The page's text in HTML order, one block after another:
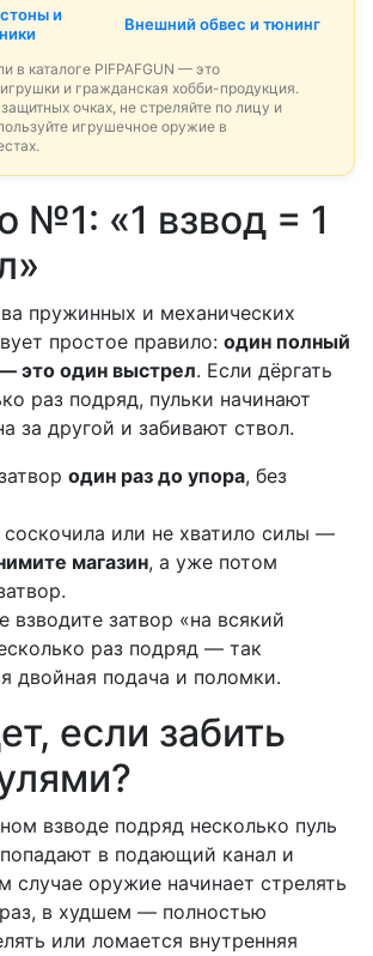
и
Внешний обвес и тюнинг
в каталоге PIFPAFGUN — это
и гражданская хобби-продукция.
очках, не стреляйте по лицу и
игрушечное оружие в
№1: «1 взвод = 1
пружинных и механических
простое правило: один полный
это один выстрел. Если дёргать
раз подряд, пульки начинают
за другой и забивают ствол.
один раз до упора, без
соскочила или не хватило силы —
магазин, а уже потом
взводите затвор «на всякий
раз подряд — так
двойная подача и поломки.
если забить
взводе подряд несколько пуль
в подающий канал и
случае оружие начинает стрелять
в худшем — полностью
или ломается внутренняя